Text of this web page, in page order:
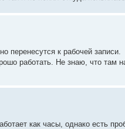
перенесутся к рабочей записи.
работать. Не знаю, что там
как часы, однако есть